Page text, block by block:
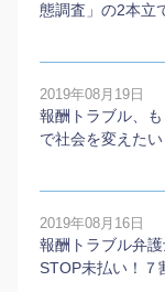
態調査」の2本⽴
2019年08月19日
報酬トラブル、
で社会を変えたい
2019年08月16日
報酬トラブル弁
STOP未払い！７